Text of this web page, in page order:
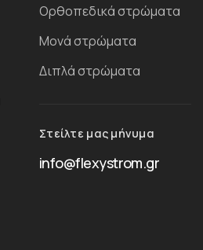
Ορθοπεδικά στρώματα
Μονά στρώματα
Διπλά στρώματα
Στείλτε μας μήνυμα
info@flexystrom.gr